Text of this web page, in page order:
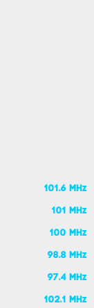
101.6 MHz
101 MHz
100 MHz
98.8 MHz
97.4 MHz
102.1 MHz